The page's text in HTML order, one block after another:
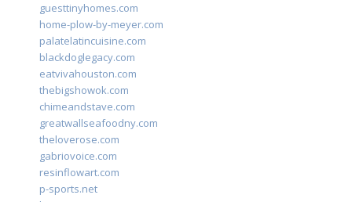
guesttinyhomes.com
home-plow-by-meyer.com
palatelatincuisine.com
blackdoglegacy.com
eatvivahouston.com
thebigshowok.com
chimeandstave.com
greatwallseafoodny.com
theloverose.com
gabriovoice.com
resinflowart.com
p-sports.net